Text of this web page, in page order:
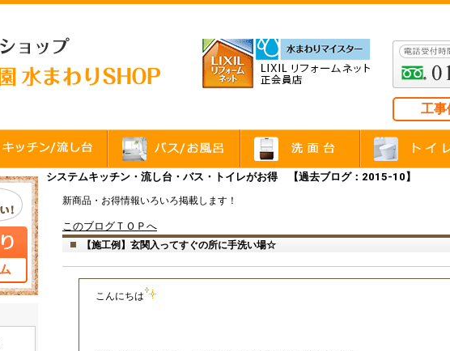
システムキッチン・流し台・バス・トイレがお得 【過去ブログ：2015-10】
工事
新商品・お得情報いろいろ掲載します！
このブログＴＯＰへ
【施工例】玄関入ってすぐの所に手洗い場☆
こんにちは